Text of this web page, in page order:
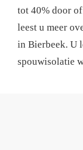
tot 40% door
leest u meer
in Bierbeek. U
spouwisolatie